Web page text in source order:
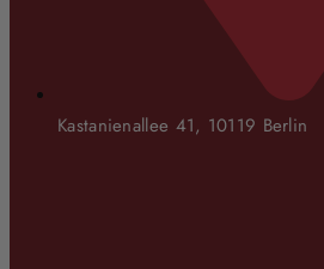
Kastanienallee 41, 10119 Berlin